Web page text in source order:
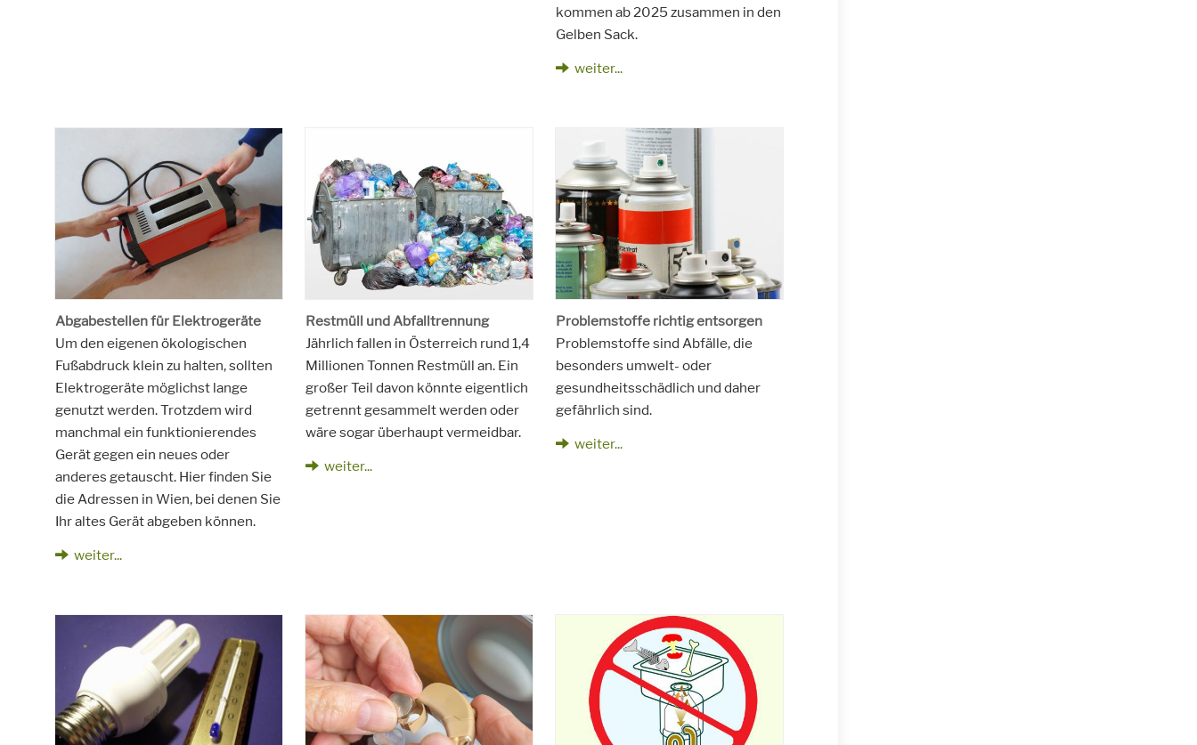
kommen ab 2025 zusammen in den
Gelben Sack.
weiter...
Abgabestellen für Elektrogeräte
Um den eigenen ökologischen
Fußabdruck klein zu halten, sollten
Elektrogeräte möglichst lange
genutzt werden. Trotzdem wird
manchmal ein funktionierendes
Gerät gegen ein neues oder
anderes getauscht. Hier finden Sie
die Adressen in Wien, bei denen Sie
Ihr altes Gerät abgeben können.
weiter...
Restmüll und Abfalltrennung
Jährlich fallen in Österreich rund 1,4
Millionen Tonnen Restmüll an. Ein
großer Teil davon könnte eigentlich
getrennt gesammelt werden oder
wäre sogar überhaupt vermeidbar.
weiter...
Problemstoffe richtig entsorgen
Problemstoffe sind Abfälle, die
besonders umwelt- oder
gesundheitsschädlich und daher
gefährlich sind.
weiter...